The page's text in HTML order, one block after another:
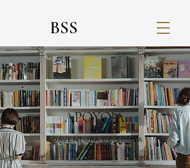
BSS
APOYO A
BOAVENTURA DE SOUSA
SANTOS